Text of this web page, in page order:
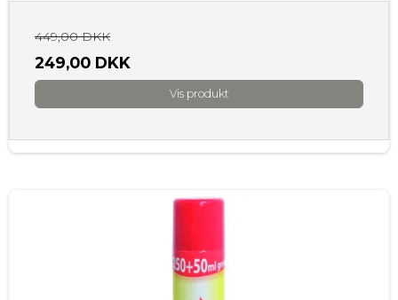
449,00 DKK
249,00 DKK
Vis produkt